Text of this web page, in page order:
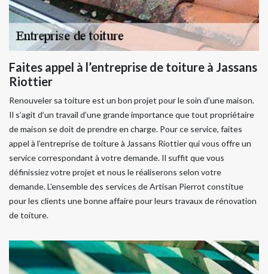
Faites appel à l’entreprise de toiture à Jassans
Riottier
Renouveler sa toiture est un bon projet pour le soin d’une maison.
Il s’agit d’un travail d’une grande importance que tout propriétaire
de maison se doit de prendre en charge. Pour ce service, faites
appel à l’entreprise de toiture à Jassans Riottier qui vous offre un
service correspondant à votre demande. Il suffit que vous
définissiez votre projet et nous le réaliserons selon votre
demande. L'ensemble des services de Artisan Pierrot constitue
pour les clients une bonne affaire pour leurs travaux de rénovation
de toiture.